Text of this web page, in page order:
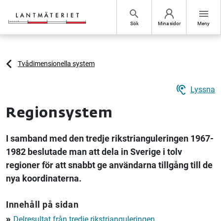
search
Sök Mina sidor
menu
Meny
Tvådimensionella system
hearing Lyssna
Regionsystem
I samband med den tredje rikstrianguleringen 1967-
1982 beslutade man att dela in Sverige i tolv
regioner för att snabbt ge användarna tillgång till de
nya koordinaterna.
Innehåll på sidan
double_arrow Delresultat från tredje rikstrianguleringen